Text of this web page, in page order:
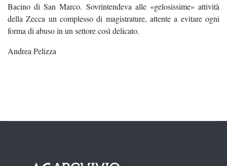
Bacino di San Marco. Sovrintendeva alle «gelosissime» attività
della Zecca un complesso di magistrature, attente a evitare ogni
forma di abuso in un settore così delicato.
Andrea Pelizza